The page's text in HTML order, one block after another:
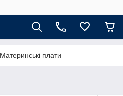
Материнські плати